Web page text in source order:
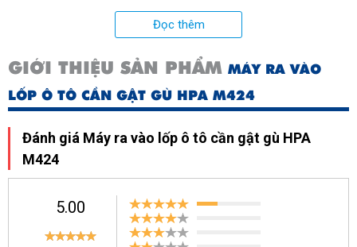
Độ mở lưỡi ép mép lốp (mm) 380
Công suất mô tơ (phiên bản 2
tốc độ) (kW)
0.9;1.2
Lực tự định tâm tối đa (N.m)
Đọc thêm
GIỚI THIỆU SẢN PHẨM MÁY RA VÀO
LỐP Ô TÔ CẦN GẬT GÙ HPA M424
Đánh giá Máy ra vào lốp ô tô cần gật gù HPA
M424
5.00